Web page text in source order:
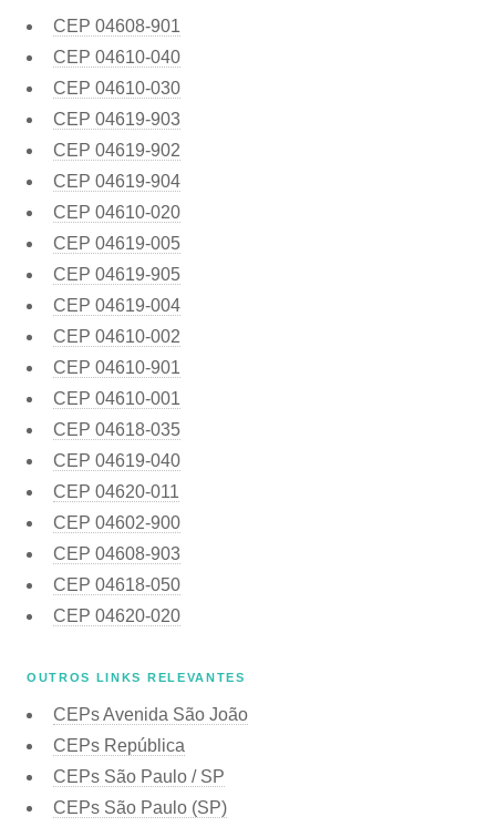
CEP 04608-901
CEP 04610-040
CEP 04610-030
CEP 04619-903
CEP 04619-902
CEP 04619-904
CEP 04610-020
CEP 04619-005
CEP 04619-905
CEP 04619-004
CEP 04610-002
CEP 04610-901
CEP 04610-001
CEP 04618-035
CEP 04619-040
CEP 04620-011
CEP 04602-900
CEP 04608-903
CEP 04618-050
CEP 04620-020
OUTROS LINKS RELEVANTES
CEPs Avenida São João
CEPs República
CEPs São Paulo / SP
CEPs São Paulo (SP)